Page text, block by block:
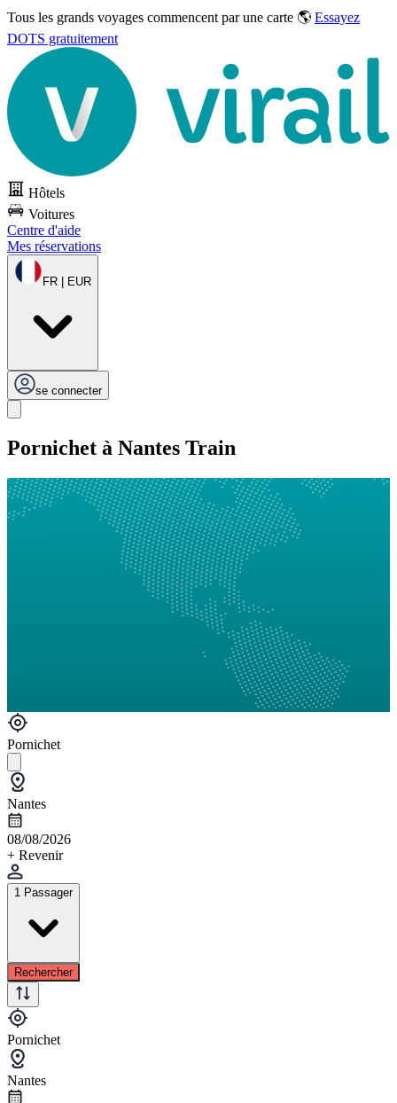
Tous les grands voyages commencent par une carte 🌎 Essayez
DOTS gratuitement
Hôtels
Voitures
Centre d'aide
Mes réservations
FR | EUR
se connecter
Pornichet à Nantes Train
Pornichet
Nantes
08/08/2026
+ Revenir
1 Passager
Rechercher
Pornichet
Nantes